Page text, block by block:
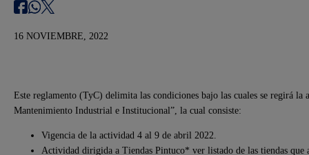
16 NOVIEMBRE, 2022
Este reglamento (TyC) delimita las condiciones bajo las cuales se regirá la
Mantenimiento Industrial e Institucional”, la cual consiste:
Vigencia de la actividad 4 al 9 de abril 2022.
Actividad dirigida a Tiendas Pintuco* ver listado de las tiendas que